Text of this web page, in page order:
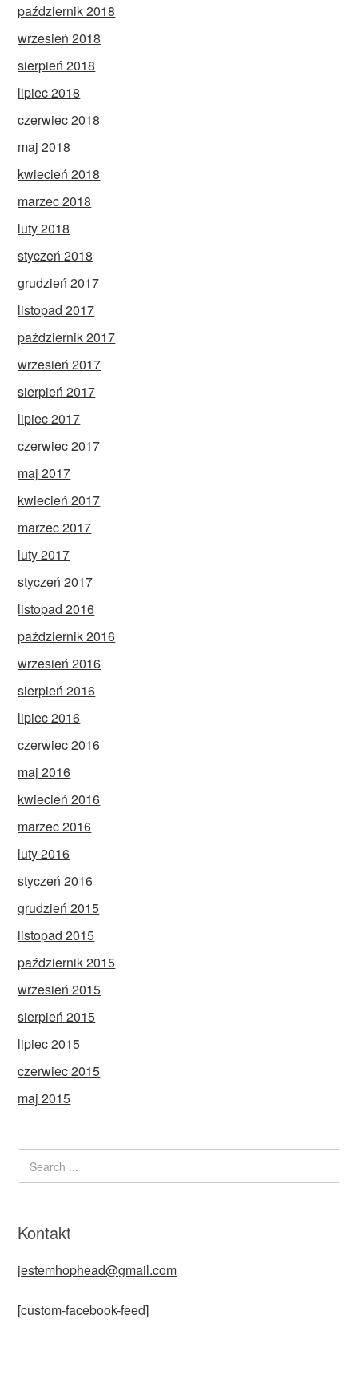
październik 2018
wrzesień 2018
sierpień 2018
lipiec 2018
czerwiec 2018
maj 2018
kwiecień 2018
marzec 2018
luty 2018
styczeń 2018
grudzień 2017
listopad 2017
październik 2017
wrzesień 2017
sierpień 2017
lipiec 2017
czerwiec 2017
maj 2017
kwiecień 2017
marzec 2017
luty 2017
styczeń 2017
listopad 2016
październik 2016
wrzesień 2016
sierpień 2016
lipiec 2016
czerwiec 2016
maj 2016
kwiecień 2016
marzec 2016
luty 2016
styczeń 2016
grudzień 2015
listopad 2015
październik 2015
wrzesień 2015
sierpień 2015
lipiec 2015
czerwiec 2015
maj 2015
Kontakt
jestemhophead@gmail.com
[custom-facebook-feed]